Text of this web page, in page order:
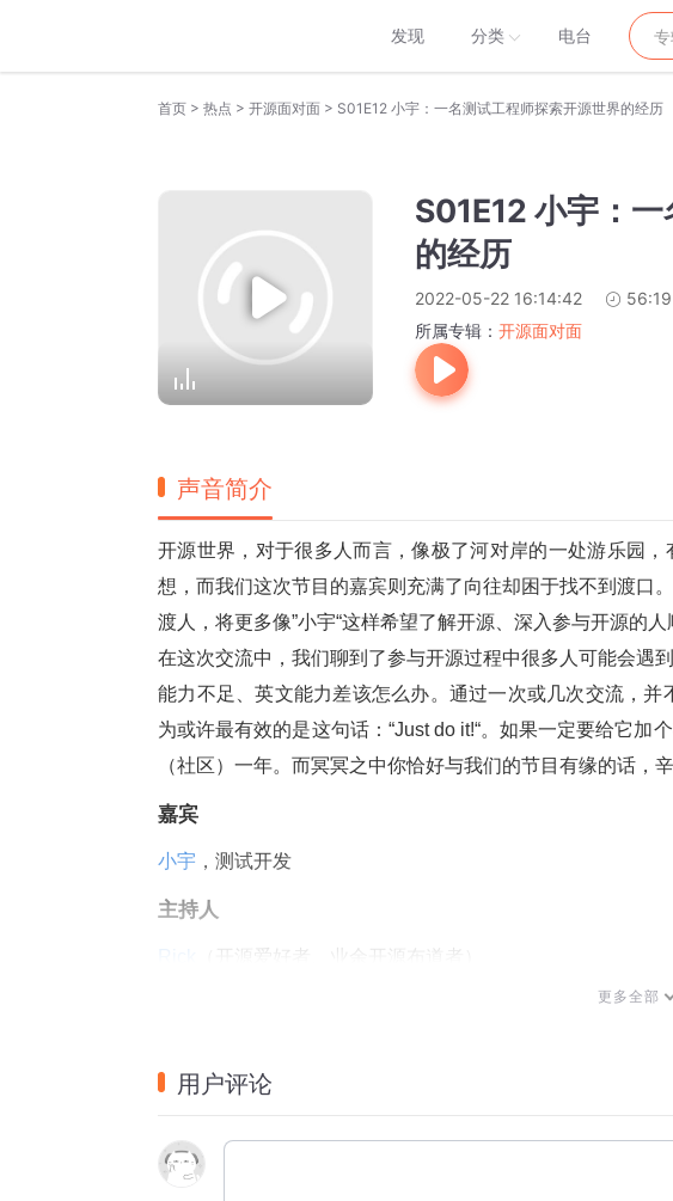
发现 分类 电台
首页 > 热点 > 开源面对面 > S01E12 小宇：一名测试工程师探索开源世界的经历
S01E12 小宇：
的经历
2022-05-22 16:14:42 56:19
所属专辑： 开源面对面
声音简介
开源世界，对于很多人而言，像极了河对岸的一处游乐园
想，而我们这次节目的嘉宾则充满了向往却困于找不到渡口
渡人，将更多像”小宇“这样希望了解开源、深入参与开源的人
在这次交流中，我们聊到了参与开源过程中很多人可能会遇
能力不足、英文能力差该怎么办。通过一次或几次交流，
为或许最有效的是这句话：“Just do it!“。如果一定要给它加
（社区）一年。而冥冥之中你恰好与我们的节目有缘的话，
嘉宾
小宇 ，测试开发
主持人
（开源爱好者、业余开源布道者）
03:05 如何通过参与开源提高作为测试开放的编码能力
11:24 如何避免从入门到放弃
更多全部
用户评论